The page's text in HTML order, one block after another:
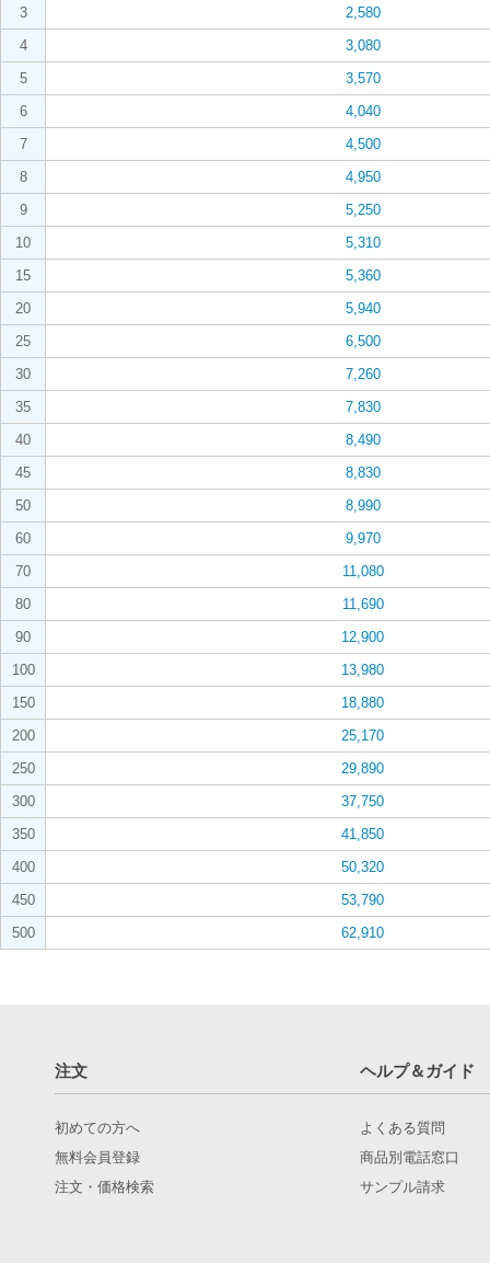
3
2,580
4
3,080
5
3,570
6
4,040
7
4,500
8
4,950
9
5,250
10
5,310
15
5,360
20
5,940
25
6,500
30
7,260
35
7,830
40
8,490
45
8,830
50
8,990
60
9,970
70
11,080
80
11,690
90
12,900
100
13,980
150
18,880
200
25,170
250
29,890
300
37,750
350
41,850
400
50,320
450
53,790
500
62,910
注文 ヘルプ＆ガイド
初めての方へ
無料会員登録
注文・価格検索
よくある質問
商品別電話窓口
サンプル請求